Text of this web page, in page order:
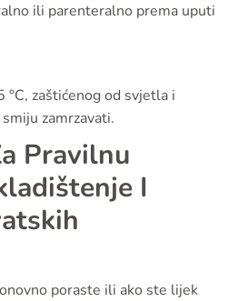
ili parenteralno prema uputi
°C, zaštićenog od svjetla i
zamrzavati.
Pravilnu
I
poraste ili ako ste lijek